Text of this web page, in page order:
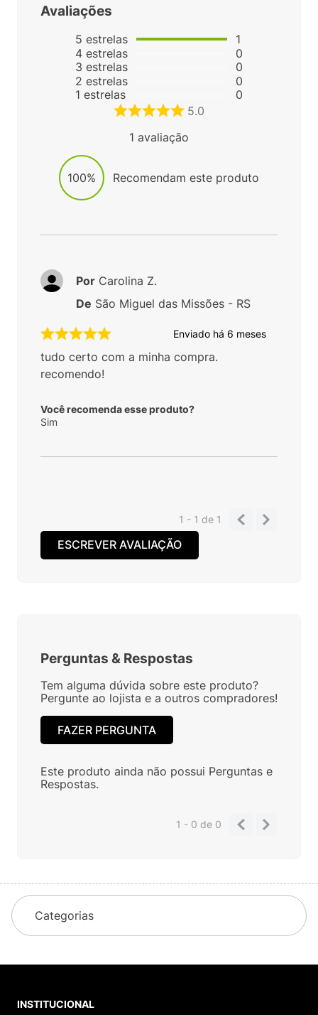
Avaliações
5 estrelas
4 estrelas
3 estrelas
2 estrelas
1 estrelas
1
0
0
0
0
5.0
1 avaliação
100% Recomendam este produto
Enviado há 6 meses
tudo certo com a minha compra.
recomendo!
Você recomenda esse produto?
Sim
Por Carolina Z.
De São Miguel das Missões - RS
1 - 1de 1
ESCREVER AVALIAÇÃO
Perguntas & Respostas
Tem alguma dúvida sobre este produto?
Pergunte ao lojista e a outros compradores!
FAZER PERGUNTA
Este produto ainda não possui Perguntas e
Respostas.
1 - 0de 0
Categorias
INSTITUCIONAL